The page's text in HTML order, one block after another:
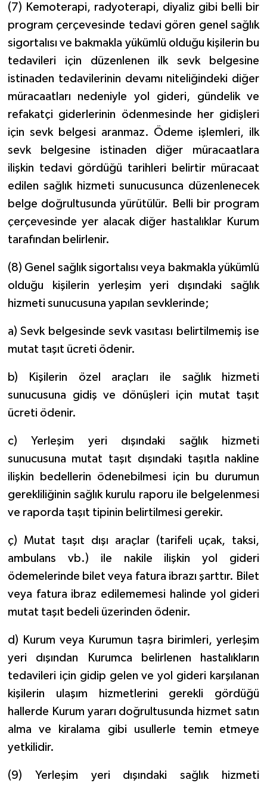
(7) Kemoterapi, radyoterapi, diyaliz gibi belli bir
program çerçevesinde tedavi gören genel sağlık
sigortalısı ve bakmakla yükümlü olduğu kişilerin bu
tedavileri için düzenlenen ilk sevk belgesine
istinaden tedavilerinin devamı niteliğindeki diğer
müracaatları nedeniyle yol gideri, gündelik ve
refakatçi giderlerinin ödenmesinde her gidişleri
için sevk belgesi aranmaz. Ödeme işlemleri, ilk
sevk belgesine istinaden diğer müracaatlara
ilişkin tedavi gördüğü tarihleri belirtir müracaat
edilen sağlık hizmeti sunucusunca düzenlenecek
belge doğrultusunda yürütülür. Belli bir program
çerçevesinde yer alacak diğer hastalıklar Kurum
tarafından belirlenir.
(8) Genel sağlık sigortalısı veya bakmakla yükümlü
olduğu kişilerin yerleşim yeri dışındaki sağlık
hizmeti sunucusuna yapılan sevklerinde;
a) Sevk belgesinde sevk vasıtası belirtilmemiş ise
mutat taşıt ücreti ödenir.
b) Kişilerin özel araçları ile sağlık hizmeti
sunucusuna gidiş ve dönüşleri için mutat taşıt
ücreti ödenir.
c) Yerleşim yeri dışındaki sağlık hizmeti
sunucusuna mutat taşıt dışındaki taşıtla nakline
ilişkin bedellerin ödenebilmesi için bu durumun
gerekliliğinin sağlık kurulu raporu ile belgelenmesi
ve raporda taşıt tipinin belirtilmesi gerekir.
ç) Mutat taşıt dışı araçlar (tarifeli uçak, taksi,
ambulans vb.) ile nakile ilişkin yol gideri
ödemelerinde bilet veya fatura ibrazı şarttır. Bilet
veya fatura ibraz edilememesi halinde yol gideri
mutat taşıt bedeli üzerinden ödenir.
d) Kurum veya Kurumun taşra birimleri, yerleşim
yeri dışından Kurumca belirlenen hastalıkların
tedavileri için gidip gelen ve yol gideri karşılanan
kişilerin ulaşım hizmetlerini gerekli gördüğü
hallerde Kurum yararı doğrultusunda hizmet satın
alma ve kiralama gibi usullerle temin etmeye
yetkilidir.
(9) Yerleşim yeri dışındaki sağlık hizmeti